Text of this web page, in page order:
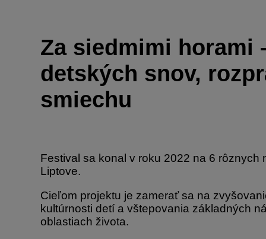
Za siedmimi horami
detských snov,
smiechu
Festival sa konal v roku 2022 na 6 rôznych
Liptove.
Cieľom projektu je zamerať sa na
kultúrnosti detí a vštepovania základných
oblastiach života.